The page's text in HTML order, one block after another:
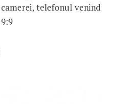
telefonul venind